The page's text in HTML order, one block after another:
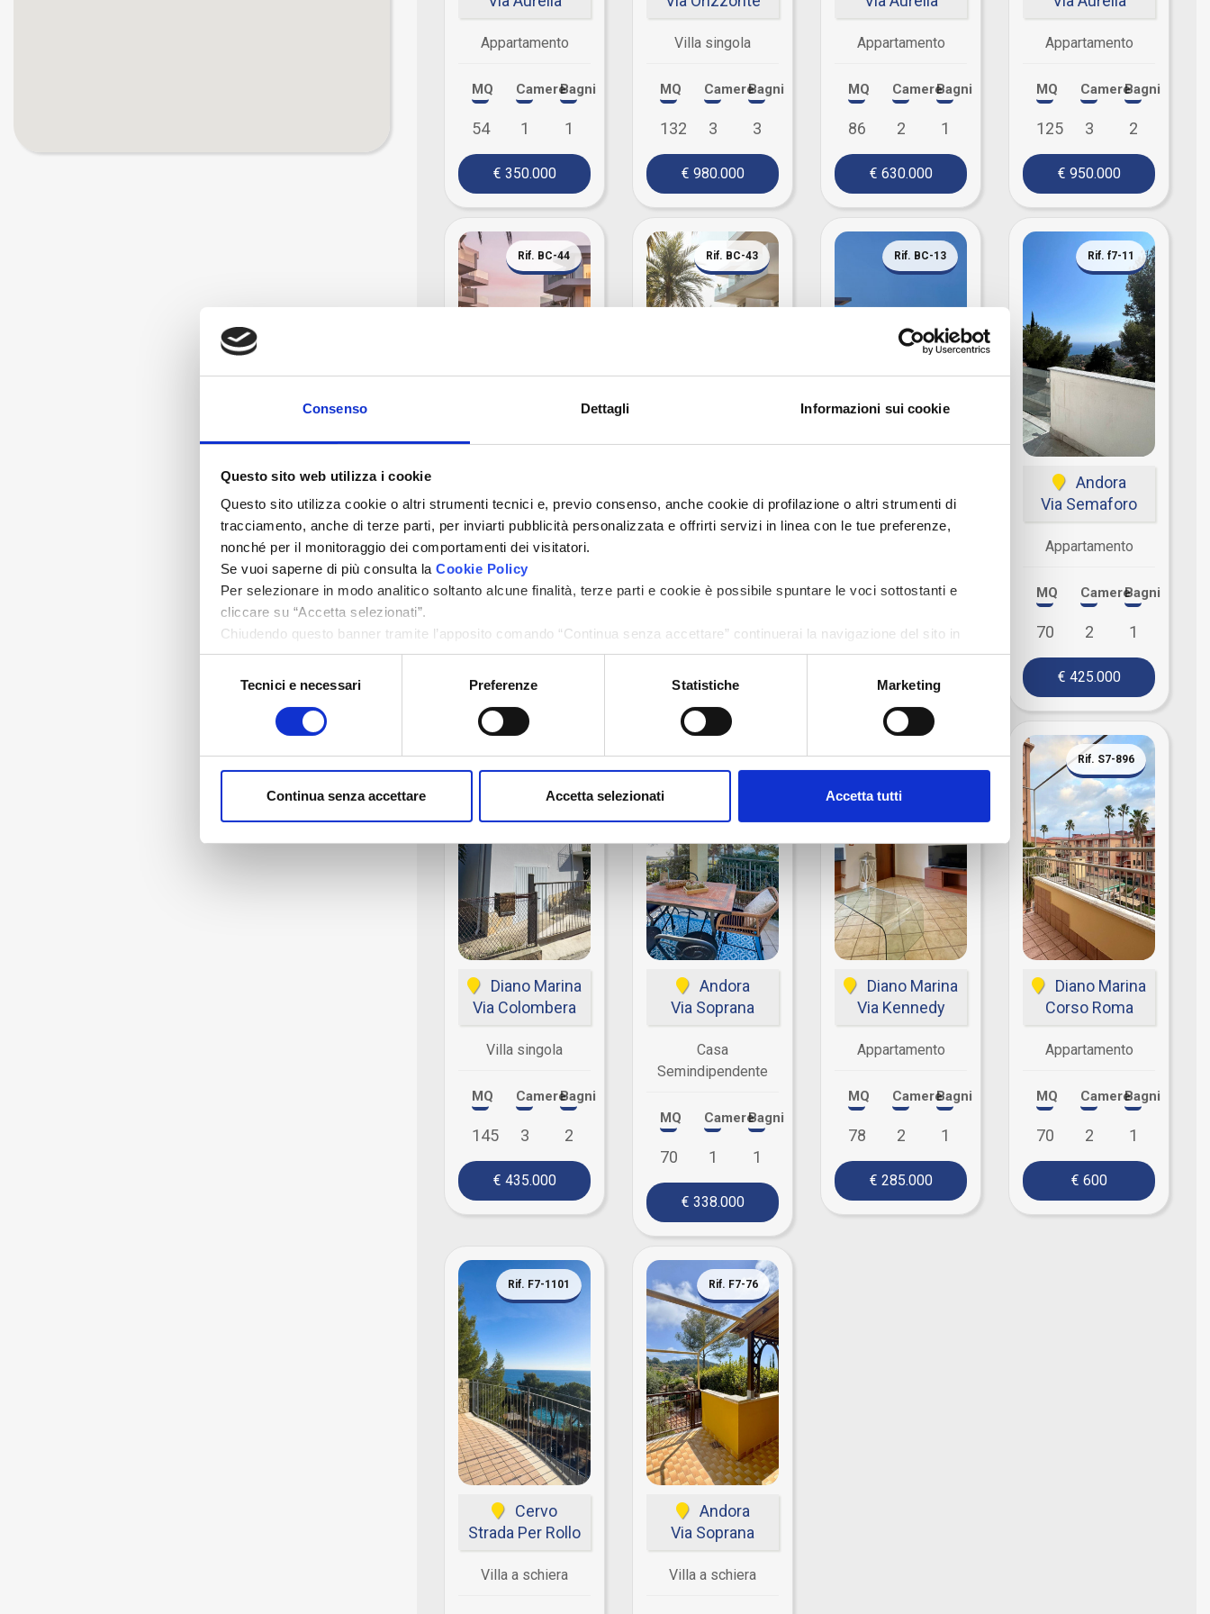
Consenso Dettagli Informazioni sui cookie
Questo sito web utilizza i cookie
Questo sito utilizza cookie o altri strumenti tecnici e, previo consenso, anche cookie di profilazione o altri strumenti di
tracciamento, anche di terze parti, per inviarti pubblicità personalizzata e offrirti servizi in linea con le tue preferenze,
nonché per il monitoraggio dei comportamenti dei visitatori.
Se vuoi saperne di più consulta la Cookie Policy
Per selezionare in modo analitico soltanto alcune finalità, terze parti e cookie è possibile spuntare le voci sottostanti e
cliccare su “Accetta selezionati”.
Chiudendo questo banner tramite l’apposito comando “Continua senza accettare” continuerai la navigazione del sito in
assenza di cookie o altri strumenti di tracciamento diversi da quelli tecnici.
Tecnici e necessari Preferenze Statistiche Marketing
Continua senza accettare Accetta selezionati Accetta tutti
Appartamento
MQ
54
Camere
1
Bagni
1
€ 350.000
Villa singola
MQ
132
Camere
3
Bagni
3
€ 980.000
Appartamento
MQ
86
Camere
2
Bagni
1
€ 630.000
Appartamento
MQ
125
Camere
3
Bagni
2
€ 950.000
Rif. BC-44
Via Aurelia
Appartamento
MQ
113
Camere
3
Bagni
2
€ 1.500.000
Rif. BC-43
Via Aurelia
MQ
69
Camere
1
Bagni
1
€ 770.000
Rif. BC-13
Via Aurelia
MQ
69
Camere
1
Bagni
1
€ 520.000
Rif. f7-11
Andora
Via Semaforo
Appartamento
MQ
70
Camere
2
Bagni
1
€ 425.000
Rif. F7-30
Diano Marina
Via Colombera
Villa singola
MQ
145
Camere
3
Bagni
2
€ 435.000
Rif. F7-1554
Andora
Via Soprana
Casa
Semindipendente
MQ
70
Camere
1
Bagni
1
€ 338.000
Rif. F7-1563
Diano Marina
Via Kennedy
Appartamento
MQ
78
Camere
2
Bagni
1
€ 285.000
Rif. S7-896
Diano Marina
Corso Roma
Appartamento
MQ
70
Camere
2
Bagni
1
€ 600
Rif. F7-1101
Cervo
Strada Per Rollo
Villa a schiera
Rif. F7-76
Andora
Via Soprana
Villa a schiera